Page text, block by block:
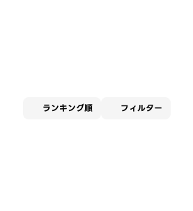
ランキング順 フィルター